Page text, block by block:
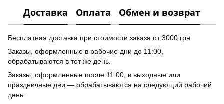
Доставка Оплата Обмен и возврат
Бесплатная доставка при стоимости заказа от 3000 грн.
Заказы, оформленные в рабочие дни до 11:00,
обрабатываются в тот же день.
Заказы, оформленные после 11:00, в выходные или
праздничные дни — обрабатываются на следующий рабочий
день.